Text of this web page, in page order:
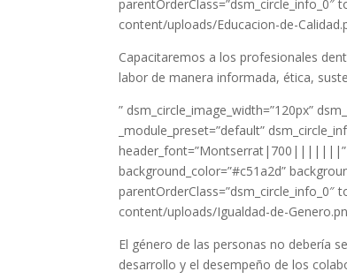
content/uploads/Educacion-de-
Capacitaremos a los profesionales
labor de manera informada, ética,
” dsm_circle_image_width=”120px”
_module_preset=”default”
header_font=”Montserrat|700|||||||”
background_color=”#c51a2d”
content/uploads/Igualdad-de-
El género de las personas no debería
desarrollo y el desempeño de los